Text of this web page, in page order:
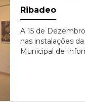
Ribadeo
A 15 de
nas instalações
Municipal de